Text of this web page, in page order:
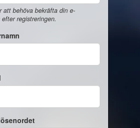
att behöva bekräfta din e-
registreringen.